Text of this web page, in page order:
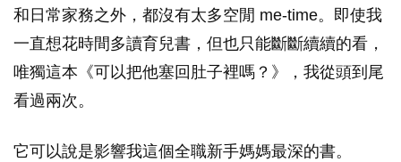
和日常家務之外，都沒有太多空閒 me-time。即使我
一直想花時間多讀育兒書，但也只能斷斷續續的看，
唯獨這本《可以把他塞回肚子裡嗎？》，我從頭到尾
看過兩次。
它可以說是影響我這個全職新手媽媽最深的書。